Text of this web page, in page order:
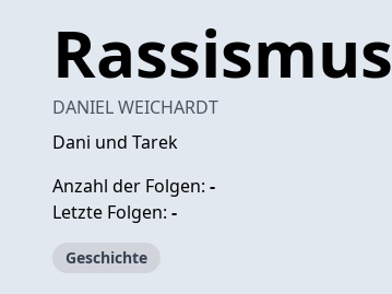
Rassismus
DANIEL WEICHARDT
Dani und Tarek
Anzahl der Folgen: -
Letzte Folgen: -
Geschichte